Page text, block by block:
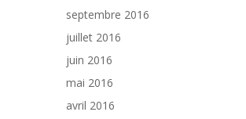
septembre 2016
juillet 2016
juin 2016
mai 2016
avril 2016